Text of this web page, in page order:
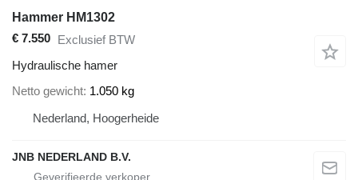
Hammer HM1302
€ 7.550 Exclusief BTW
Hydraulische hamer
Netto gewicht 1.050 kg
Nederland, Hoogerheide
JNB NEDERLAND B.V.